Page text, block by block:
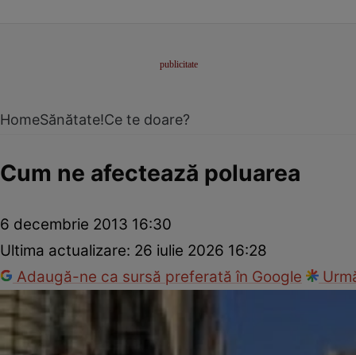
HomeSănătate!Ce te doare?
Cum ne afectează poluarea
6 decembrie 2013 16:30
Ultima actualizare: 26 iulie 2026 16:28
Adaugă-ne ca sursă preferată în Google